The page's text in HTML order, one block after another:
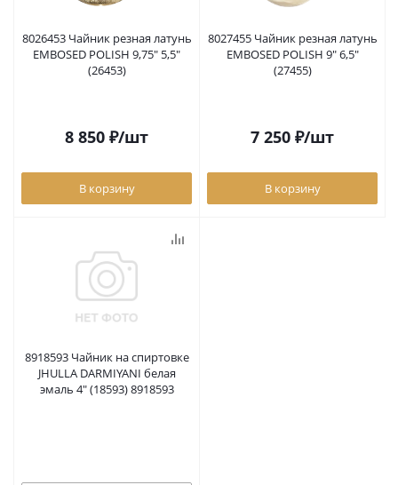
8026453 Чайник резная латунь
EMBOSED POLISH 9,75" 5,5"
(26453)
8 850 ₽/шт
В корзину
8027455 Чайник резная латунь
EMBOSED POLISH 9" 6,5"
(27455)
7 250 ₽/шт
В корзину
8918593 Чайник на спиртовке
JHULLA DARMIYANI белая
эмаль 4" (18593) 8918593